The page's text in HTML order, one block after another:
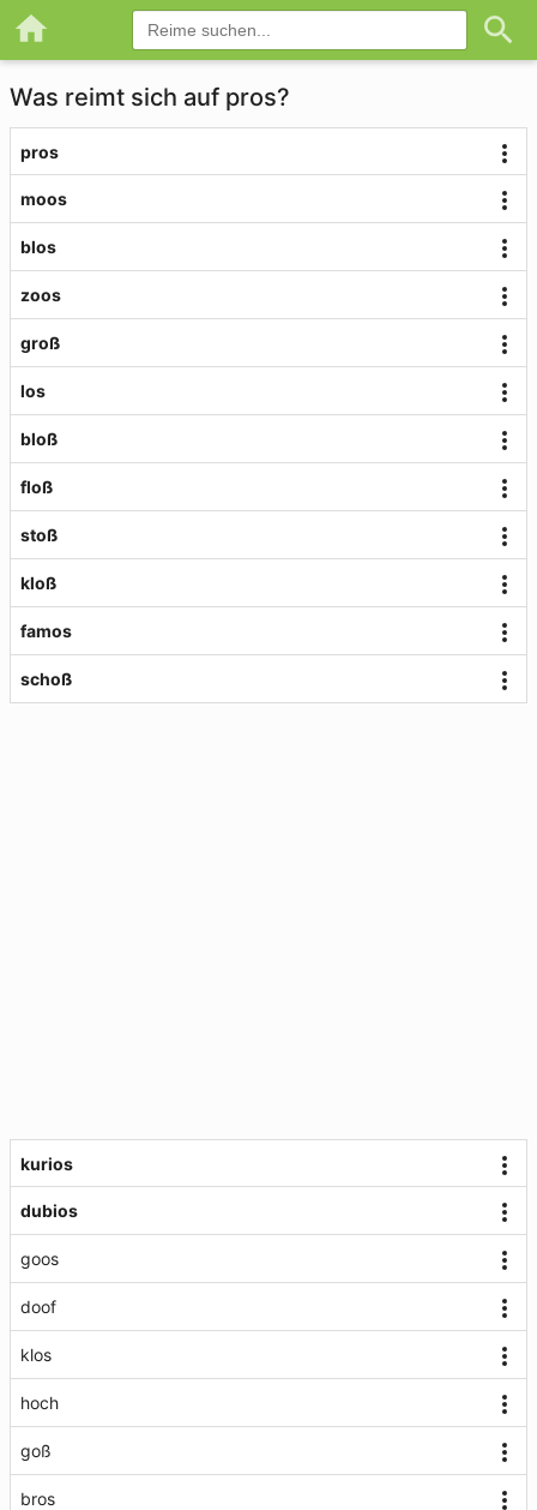
Was reimt sich auf pros?
pros
moos
blos
zoos
groß
los
bloß
floß
stoß
kloß
famos
schoß
kurios
dubios
goos
doof
klos
hoch
goß
bros